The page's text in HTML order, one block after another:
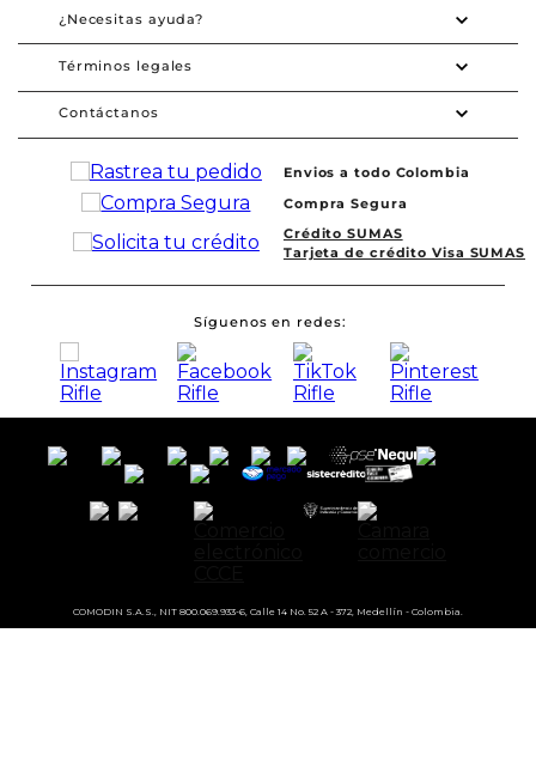
¿Necesitas ayuda?
Términos legales
Contáctanos
Envios a todo Colombia
Compra Segura
Crédito SUMAS
Tarjeta de crédito Visa SUMAS
Síguenos en redes
COMODIN S.A.S., NIT 800.069.933-6, Calle 14 No. 52 A - 372, Medellín - Colombia.